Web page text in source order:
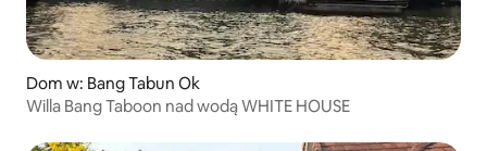
Dom w: Bang Tabun Ok
Willa Bang Taboon nad wodą WHITE HOUSE